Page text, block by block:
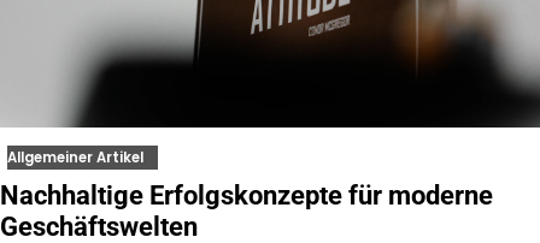
Allgemeiner Artikel
Nachhaltige Erfolgskonzepte für moderne
Geschäftswelten